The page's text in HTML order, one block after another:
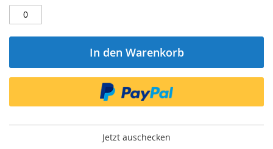
In den Warenkorb
Jetzt auschecken